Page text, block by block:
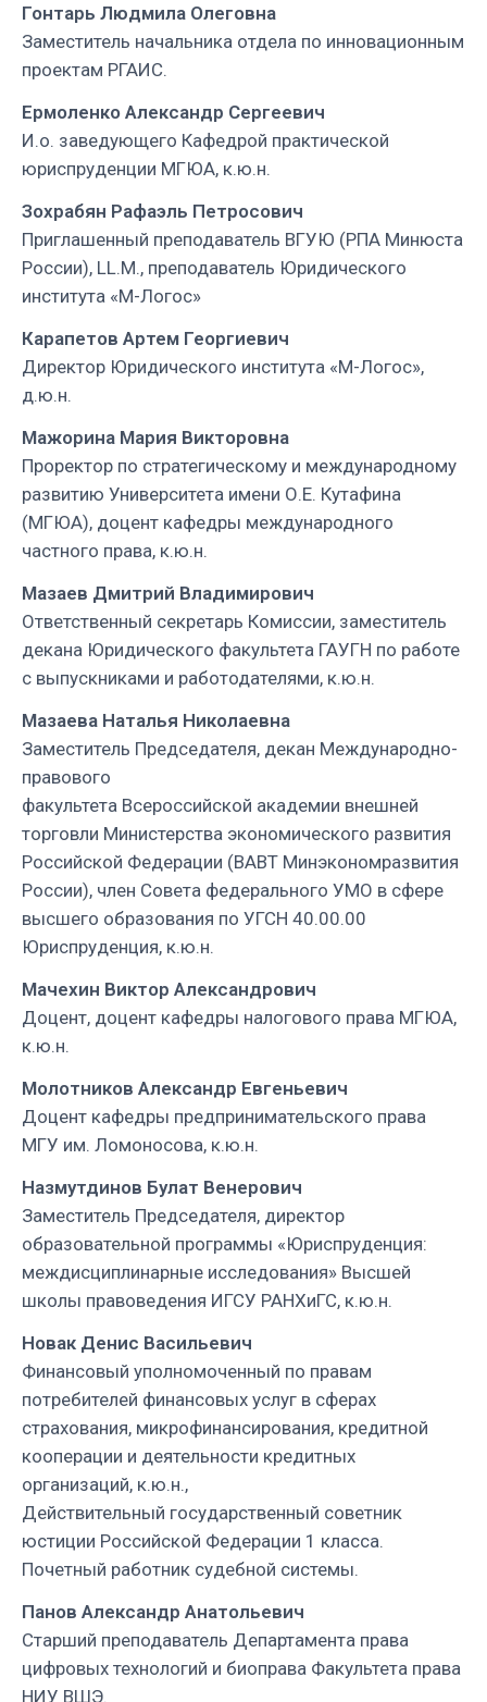
которой
юридический
факультет
Тверского
государственного
университета
Российский
государственный
университет
правосудия
Гонтарь Людмила Олеговна
Заместитель начальника отдела по инновационным
проектам РГАИС.
Ермоленко Александр Сергеевич
И.о. заведующего Кафедрой практической
юриспруденции МГЮА, к.ю.н.
Зохрабян Рафаэль Петросович
Приглашенный преподаватель ВГУЮ (РПА Минюста
России), LL.M., преподаватель Юридического
института «М-Логос»
Карапетов Артем Георгиевич
Директор Юридического института «М-Логос»,
д.ю.н.
Мажорина Мария Викторовна
Проректор по стратегическому и международному
развитию Университета имени О.Е. Кутафина
(МГЮА), доцент кафедры международного
частного права, к.ю.н.
Мазаев Дмитрий Владимирович
Ответственный секретарь Комиссии, заместитель
декана Юридического факультета ГАУГН по работе
с выпускниками и работодателями, к.ю.н.
Мазаева Наталья Николаевна
Заместитель Председателя, декан Международно-
правового
факультета Всероссийской академии внешней
торговли Министерства экономического развития
Российской Федерации (ВАВТ Минэкономразвития
России), член Совета федерального УМО в сфере
высшего образования по УГСН 40.00.00
Юриспруденция, к.ю.н.
Мачехин Виктор Александрович
Доцент, доцент кафедры налогового права МГЮА,
к.ю.н.
Молотников Александр Евгеньевич
Доцент кафедры предпринимательского права
МГУ им. Ломоносова, к.ю.н.
Назмутдинов Булат Венерович
Заместитель Председателя, директор
образовательной программы «Юриспруденция:
междисциплинарные исследования» Высшей
школы правоведения ИГСУ РАНХиГС, к.ю.н.
Новак Денис Васильевич
Финансовый уполномоченный по правам
потребителей финансовых услуг в сферах
страхования, микрофинансирования, кредитной
кооперации и деятельности кредитных
организаций, к.ю.н.,
Действительный государственный советник
юстиции Российской Федерации 1 класса.
Почетный работник судебной системы.
Панов Александр Анатольевич
Старший преподаватель Департамента права
цифровых технологий и биоправа Факультета права
НИУ ВШЭ.